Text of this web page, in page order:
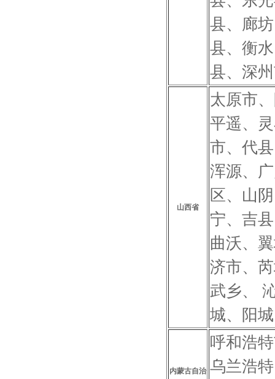
县、廊
县、衡
县、深
山西省
太原市
平遥、
市、代
浑源、
区、山
宁、吉
曲沃、
济市、
武乡、
城、阳
内蒙古自治
呼和浩
乌兰浩